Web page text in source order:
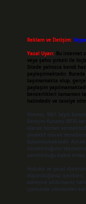
Reklam ve İletişim:
Yasal Uyarı: Bu internet
veya şahıs şirketi ile
Sitede yalnızca kendi
paylaşılmaktadır.
taşımamakta olup,
paylaşım
benzerlikleri tamamen
halindedir ve tavsiye
Sitemiz, 5651 Sayılı
İletişim Kurumu (BTK)
olarak hizmet
proaktif olarak
bulunmamaktadır.
sorumluluğunu
sorumluluğu kabul etmiş
Hukuka ve yasal
düşündüğünüz içerikleri,
adresine bildirmeniz
içerisinde sitemizden